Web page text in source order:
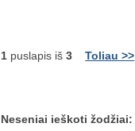
1 puslapis iš3 Toliau >>
Neseniai ieškoti žodžiai: